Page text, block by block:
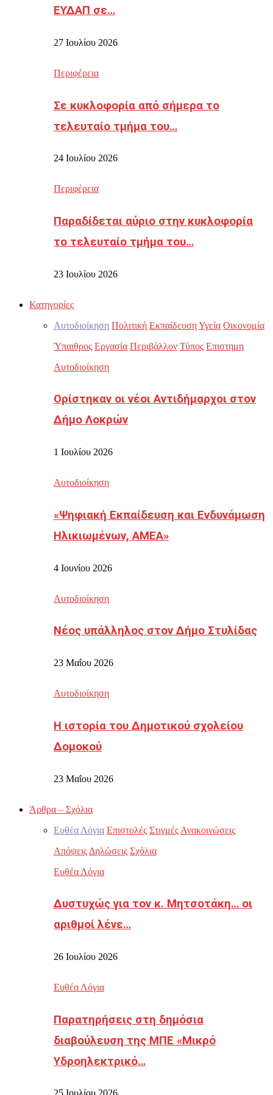
ΕΥΔΑΠ σε…
27 Ιουλίου 2026
Περιφέρεια
Σε κυκλοφορία από σήμερα το
τελευταίο τμήμα του…
24 Ιουλίου 2026
Περιφέρεια
Παραδίδεται αύριο στην κυκλοφορία
το τελευταίο τμήμα του…
23 Ιουλίου 2026
Κατηγορίες
Αυτοδιοίκηση Πολιτική ΕκπαίδευσηΥγεία Οικονομία
Ύπαιθρος Εργασία Περιβάλλον Τύπος Επιστημη
Αυτοδιοίκηση
Ορίστηκαν οι νέοι Αντιδήμαρχοι στον
Δήμο Λοκρών
1 Ιουλίου 2026
Αυτοδιοίκηση
«Ψηφιακή Εκπαίδευση και Ενδυνάμωση
Ηλικιωμένων, ΑΜΕΑ»
4 Ιουνίου 2026
Αυτοδιοίκηση
Νέος υπάλληλος στον Δήμο Στυλίδας
23 Μαΐου 2026
Αυτοδιοίκηση
Η ιστορία του Δημοτικού σχολείου
Δομοκού
23 Μαΐου 2026
Άρθρα – Σχόλια
Ευθέα Λόγια Επιστολές Στιγμές Ανακοινώσεις
Απόψεις Δηλώσεις Σχόλια
Ευθέα Λόγια
Δυστυχώς για τον κ. Μητσοτάκη… οι
αριθμοί λένε…
26 Ιουλίου 2026
Ευθέα Λόγια
Παρατηρήσεις στη δημόσια
διαβούλευση της ΜΠΕ «Μικρό
Υδροηλεκτρικό…